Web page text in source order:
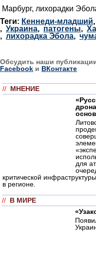
Марбург, лихорадки
Теги: Кеннеди-младший,
, Украина, патогены,
, лихорадка Эбола,
Обсудить наши
Facebook и ВКонтакте
// МНЕНИЕ
для
критической
в регионе.
// В МИРЕ